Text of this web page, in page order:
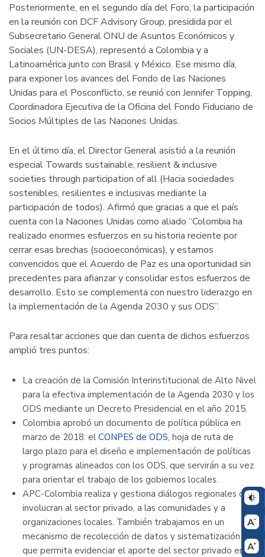
Posteriormente, en el segundo día del Foro, la participación
en la reunión con DCF Advisory Group, presidida por el
Subsecretario General ONU de Asuntos Económicos y
Sociales (UN-DESA), representó a Colombia y a
Latinoamérica junto con Brasil y México. Ese mismo día,
para exponer los avances del Fondo de las Naciones
Unidas para el Posconflicto, se reunió con Jennifer Topping,
Coordinadora Ejecutiva de la Oficina del Fondo Fiduciario de
Socios Múltiples de las Naciones Unidas.
En el último día, el Director General asistió a la reunión
especial Towards sustainable, resilient & inclusive
societies through participation of all (Hacia sociedades
sostenibles, resilientes e inclusivas mediante la
participación de todos). Afirmó que gracias a que el país
cuenta con la Naciones Unidas como aliado “Colombia ha
realizado enormes esfuerzos en su historia reciente por
cerrar esas brechas (socioeconómicas), y estamos
convencidos que el Acuerdo de Paz es una oportunidad sin
precedentes para afianzar y consolidar estos esfuerzos de
desarrollo. Esto se complementa con nuestro liderazgo en
la implementación de la Agenda 2030 y sus ODS”.
Para resaltar acciones que dan cuenta de dichos esfuerzos
amplió tres puntos:
La creación de la Comisión Interinstitucional de Alto Nivel
para la efectiva implementación de la Agenda 2030 y los
ODS mediante un Decreto Presidencial en el año 2015.
Colombia aprobó un documento de política pública en
marzo de 2018: el CONPES de ODS, hoja de ruta de
largo plazo para el diseño e implementación de políticas
y programas alineados con los ODS, que servirán a su vez
para orientar el trabajo de los gobiernos locales.
APC-Colombia realiza y gestiona diálogos regionales que
involucran al sector privado, a las comunidades y a
organizaciones locales. También trabajamos en un
mecanismo de recolección de datos y sistematización
que permita evidenciar el aporte del sector privado en la